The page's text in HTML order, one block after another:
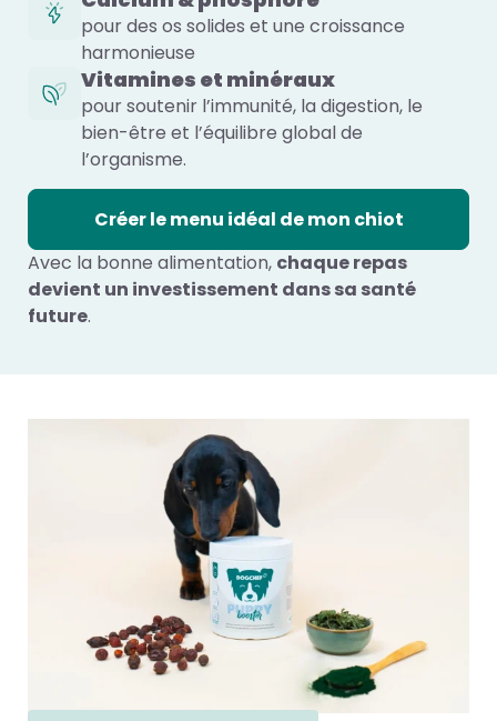
pour des os solides et une croissance
harmonieuse
Vitamines et minéraux
pour soutenir l’immunité, la digestion, le
bien-être et l’équilibre global de
l’organisme.
Créer le menu idéal de mon chiot
Avec la bonne alimentation, chaque repas
devient un investissement dans sa santé
future.